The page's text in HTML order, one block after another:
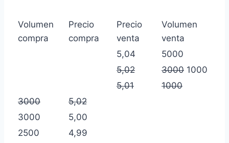
Volumen
compra
Precio
compra
Precio
venta
Volumen
venta
5,04
5000
5,02
3000 1000
5,01
1000
3000
5,02
3000
5,00
2500
4,99